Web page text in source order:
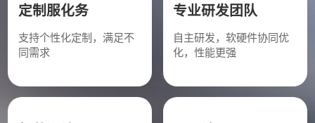
定制服化务
支持个性化定制，满足不
同需求
专业研发团队
自主研发，软硬件协同优
化，性能更强